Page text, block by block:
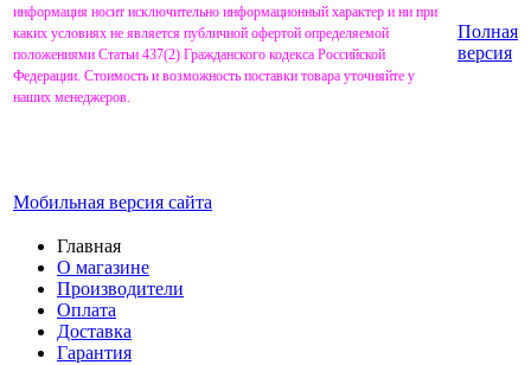
информация носит исключительно информационный характер и ни при
каких условиях не является публичной офертой определяемой
положениями Статьи 437(2) Гражданского кодекса Российской
Федерации. Стоимость и возможность поставки товара уточняйте у
наших менеджеров.
Мобильная версия сайта
Полная
версия
Главная
О магазине
Производители
Оплата
Доставка
Гарантия